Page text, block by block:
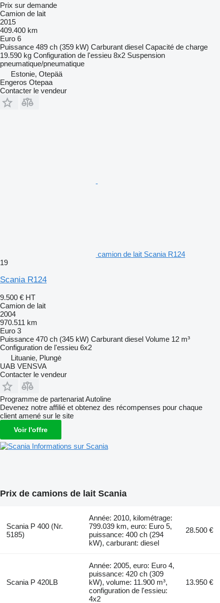
Prix sur demande
Camion de lait
2015
409.400 km
Euro 6
Puissance 489 ch (359 kW) Carburant diesel Capacité de charge
19.590 kg Configuration de l'essieu 8x2 Suspension
pneumatique/pneumatique
Estonie, Otepää
Engeros Otepaa
Contacter le vendeur
camion de lait Scania R124
19
Scania R124
9.500 € HT
Camion de lait
2004
970.511 km
Euro 3
Puissance 470 ch (345 kW) Carburant diesel Volume 12 m³
Configuration de l'essieu 6x2
Lituanie, Plungė
UAB VENSVA
Contacter le vendeur
Programme de partenariat Autoline
Devenez notre affilié et obtenez des récompenses pour chaque
client amené sur le site
Voir l'offre
Informations sur Scania
Prix de camions de lait Scania
Scania P 400 (Nr.
5185)
Année: 2010, kilométrage:
799.039 km, euro: Euro 5,
puissance: 400 ch (294
kW), carburant: diesel
28.500 €
Scania P 420LB
Année: 2005, euro: Euro 4,
puissance: 420 ch (309
kW), volume: 11.900 m³,
configuration de l'essieu:
4x2
13.950 €